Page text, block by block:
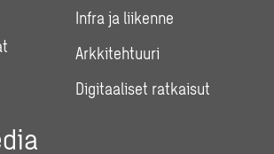
Infra ja liikenne
Arkkitehtuuri
Digitaaliset ratkaisut